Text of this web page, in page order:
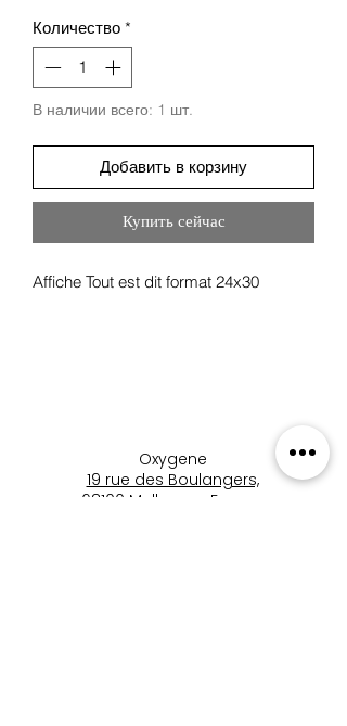
Количество *
В наличии всего: 1 шт.
Добавить в корзину
Купить сейчас
Affiche Tout est dit format 24x30
Oxygene
19 rue des Boulangers,
68100 Mulhouse, France